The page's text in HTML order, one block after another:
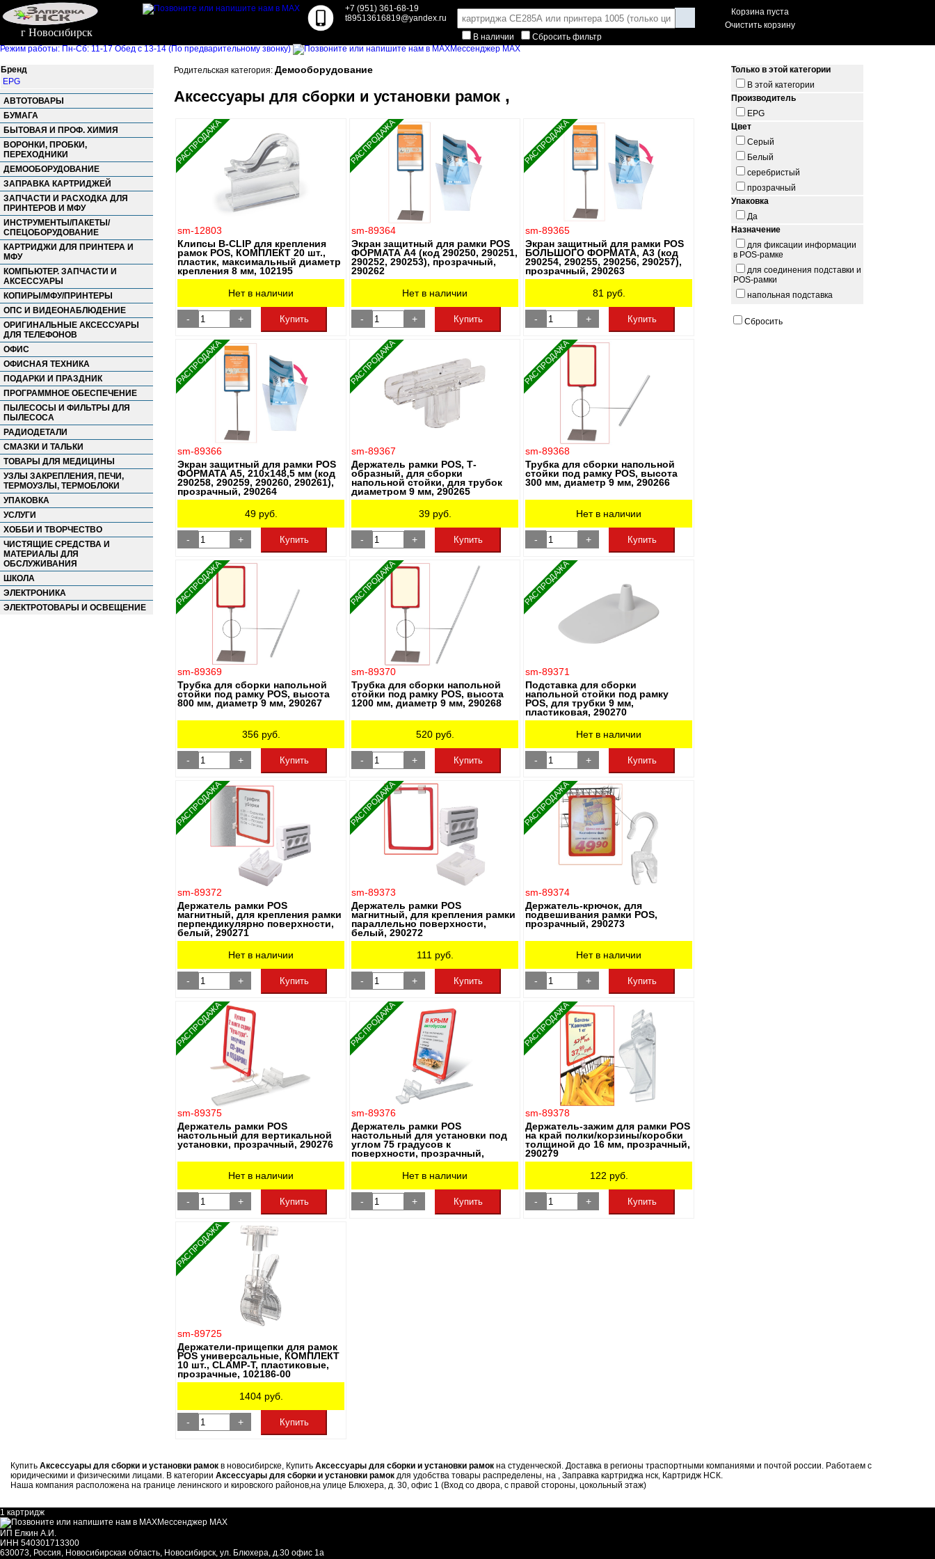
г Новосибирск
+7 (951) 361-68-19
t89513616819@yandex.ru
В наличии
Сбросить фильтр
Корзина пуста
Очистить корзину
Режим работы: Пн-Сб: 11-17 Обед с 13-14 (По предварительному звонку) Мессенджер MAX
Бренд
EPG
АВТОТОВАРЫ
БУМАГА
БЫТОВАЯ И ПРОФ. ХИМИЯ
ВОРОНКИ, ПРОБКИ,
ПЕРЕХОДНИКИ
ДЕМООБОРУДОВАНИЕ
ЗАПРАВКА КАРТРИДЖЕЙ
ЗАПЧАСТИ И РАСХОДКА ДЛЯ
ПРИНТЕРОВ И МФУ
ИНСТРУМЕНТЫ/ПАКЕТЫ/
СПЕЦОБОРУДОВАНИЕ
КАРТРИДЖИ ДЛЯ ПРИНТЕРА И
МФУ
КОМПЬЮТЕР. ЗАПЧАСТИ И
АКСЕССУАРЫ
КОПИРЫ/МФУ/ПРИНТЕРЫ
ОПС И ВИДЕОНАБЛЮДЕНИЕ
ОРИГИНАЛЬНЫЕ АКСЕССУАРЫ
ДЛЯ ТЕЛЕФОНОВ
ОФИС
ОФИСНАЯ ТЕХНИКА
ПОДАРКИ И ПРАЗДНИК
ПРОГРАММНОЕ ОБЕСПЕЧЕНИЕ
ПЫЛЕСОСЫ И ФИЛЬТРЫ ДЛЯ
ПЫЛЕСОСА
РАДИОДЕТАЛИ
СМАЗКИ И ТАЛЬКИ
ТОВАРЫ ДЛЯ МЕДИЦИНЫ
УЗЛЫ ЗАКРЕПЛЕНИЯ, ПЕЧИ,
ТЕРМОУЗЛЫ, ТЕРМОБЛОКИ
УПАКОВКА
УСЛУГИ
ХОББИ И ТВОРЧЕСТВО
ЧИСТЯЩИЕ СРЕДСТВА И
МАТЕРИАЛЫ ДЛЯ
ОБСЛУЖИВАНИЯ
ШКОЛА
ЭЛЕКТРОНИКА
ЭЛЕКТРОТОВАРЫ И ОСВЕЩЕНИЕ
Родительская категория: Демооборудование
Аксессуары для сборки и установки рамок ,
РАСПРОДАЖА
sm-12803
Клипсы B-CLIP для крепления
рамок POS, КОМПЛЕКТ 20 шт.,
пластик, максимальный диаметр
крепления 8 мм, 102195
Нет в наличии
- + Купить
РАСПРОДАЖА
sm-89364
Экран защитный для рамки POS
ФОРМАТА А4 (код 290250, 290251,
290252, 290253), прозрачный,
290262
Нет в наличии
- + Купить
РАСПРОДАЖА
sm-89365
Экран защитный для рамки POS
БОЛЬШОГО ФОРМАТА, А3 (код
290254, 290255, 290256, 290257),
прозрачный, 290263
81 руб.
- + Купить
РАСПРОДАЖА
sm-89366
Экран защитный для рамки POS
ФОРМАТА А5, 210х148,5 мм (код
290258, 290259, 290260, 290261),
прозрачный, 290264
49руб.
- + Купить
РАСПРОДАЖА
sm-89367
Держатель рамки POS, Т-
образный, для сборки
напольной стойки, для трубок
диаметром 9 мм, 290265
39руб.
- + Купить
РАСПРОДАЖА
sm-89368
Трубка для сборки напольной
стойки под рамку POS, высота
300 мм, диаметр 9 мм, 290266
Нет в наличии
- + Купить
РАСПРОДАЖА
sm-89369
Трубка для сборки напольной
стойки под рамку POS, высота
800 мм, диаметр 9 мм, 290267
356руб.
- + Купить
РАСПРОДАЖА
sm-89370
Трубка для сборки напольной
стойки под рамку POS, высота
1200 мм, диаметр 9 мм, 290268
520руб.
- + Купить
РАСПРОДАЖА
sm-89371
Подставка для сборки
напольной стойки под рамку
POS, для трубки 9 мм,
пластиковая, 290270
Нет в наличии
- + Купить
РАСПРОДАЖА
sm-89372
Держатель рамки POS
магнитный, для крепления рамки
перпендикулярно поверхности,
белый, 290271
Нет в наличии
- + Купить
РАСПРОДАЖА
sm-89373
Держатель рамки POS
магнитный, для крепления рамки
параллельно поверхности,
белый, 290272
111 руб.
- + Купить
РАСПРОДАЖА
sm-89374
Держатель-крючок, для
подвешивания рамки POS,
прозрачный, 290273
Нет в наличии
- + Купить
РАСПРОДАЖА
sm-89375
Держатель рамки POS
настольный для вертикальной
установки, прозрачный, 290276
Нет в наличии
- + Купить
РАСПРОДАЖА
sm-89376
Держатель рамки POS
настольный для установки под
углом 75 градусов к
поверхности, прозрачный,
290277
Нет в наличии
- + Купить
РАСПРОДАЖА
sm-89378
Держатель-зажим для рамки POS
на край полки/корзины/коробки
толщиной до 16 мм, прозрачный,
290279
122 руб.
- + Купить
РАСПРОДАЖА
sm-89725
Держатели-прищепки для рамок
POS универсальные, КОМПЛЕКТ
10 шт., CLAMP-T, пластиковые,
прозрачные, 102186-00
1404руб.
- + Купить
Только в этой категории
В этой категории
Производитель
EPG
Цвет
Серый
Белый
серебристый
прозрачный
Упаковка
Да
Назначение
для фиксации информации
в POS-рамке
для соединения подставки и
POS-рамки
напольная подставка
Сбросить
Купить Аксессуары для сборки и установки рамок в новосибирске, Купить Аксессуары для сборки и установки рамок на студенческой. Доставка в регионы траспортными компаниями и почтой россии. Работаем с
юридическими и физическими лицами. В категории Аксессуары для сборки и установки рамок для удобства товары распределены, на , Заправка картриджа нск, Картридж НСК.
Наша компания расположена на границе ленинского и кировского районов,на улице Блюхера, д. 30, офис 1 (Вход со двора, с правой стороны, цокольный этаж)
1 картридж
Мессенджер MAX
ИП Елкин А.И.
ИНН 540301713300
630073, Россия, Новосибирская область, Новосибирск, ул. Блюхера, д.30 офис 1а